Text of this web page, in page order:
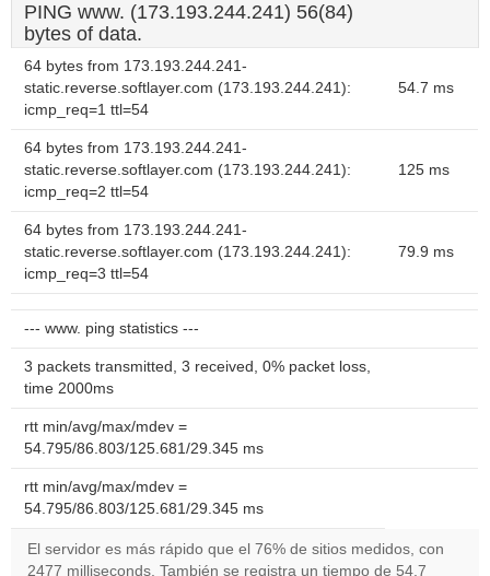
PING www. (173.193.244.241) 56(84)
bytes of data.
64 bytes from 173.193.244.241-
static.reverse.softlayer.com (173.193.244.241):
icmp_req=1 ttl=54
54.7 ms
64 bytes from 173.193.244.241-
static.reverse.softlayer.com (173.193.244.241):
icmp_req=2 ttl=54
125 ms
64 bytes from 173.193.244.241-
static.reverse.softlayer.com (173.193.244.241):
icmp_req=3 ttl=54
79.9 ms
--- www. ping statistics ---
3 packets transmitted, 3 received, 0% packet loss,
time 2000ms
rtt min/avg/max/mdev =
54.795/86.803/125.681/29.345 ms
rtt min/avg/max/mdev =
54.795/86.803/125.681/29.345 ms
El servidor es más rápido que el 76% de sitios medidos, con
2477 milliseconds. También se registra un tiempo de 54.7